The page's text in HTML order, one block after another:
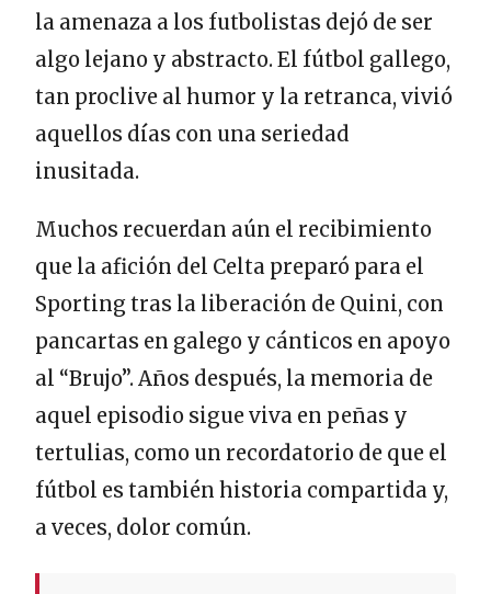
la amenaza a los futbolistas dejó de ser
algo lejano y abstracto. El fútbol gallego,
tan proclive al humor y la retranca, vivió
aquellos días con una seriedad
inusitada.
Muchos recuerdan aún el recibimiento
que la afición del Celta preparó para el
Sporting tras la liberación de Quini, con
pancartas en galego y cánticos en apoyo
al “Brujo”. Años después, la memoria de
aquel episodio sigue viva en peñas y
tertulias, como un recordatorio de que el
fútbol es también historia compartida y,
a veces, dolor común.